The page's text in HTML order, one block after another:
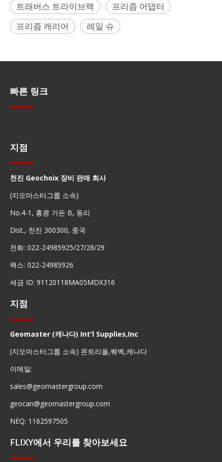
트래버스 트라이브랙
프리즘 어댑터
프리즘 캐리어
레일 슈
빠른 링크
지점
천진 Geochoix 장비 판매 회사
(지오마스터그룹 소속)
No.4-1, 홍콩 가든 B, 동리
Dist., 천진 300300, 중국
전화: 022-24985925/27/28/29
팩스: 022-24985926
세금 ID: 91120118MA05MDX316
지점
Geomaster (캐나다) Int'l Supplies,Inc
(지오마스터그룹 소속) 몬트리올,퀘벡,캐나다
이메일:
sales@geomastergroup.com
geocan@geomastergroup.com
NEQ: 1162597505
FLIXY에서 우리를 찾아보세요